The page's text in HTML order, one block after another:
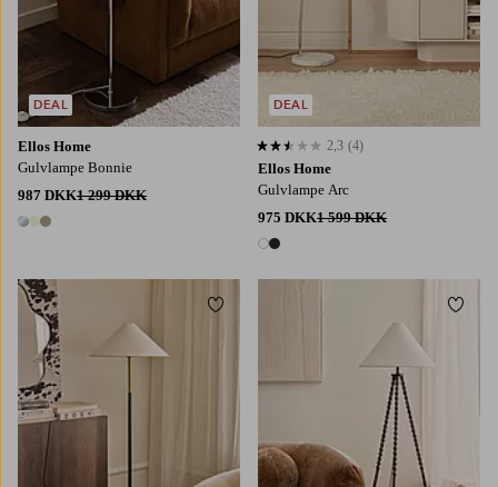
Ellos Home
Gulvlampe Bonnie
987 DKK1 299 DKK
3 farver
DEAL
Ellos Home
Gulvlampe Arc
975 DKK1 599 DKK
2 farver
2,3 baseret på 4 bedømmelser
2,3 (4)
DEAL
Tilføj til favoritter